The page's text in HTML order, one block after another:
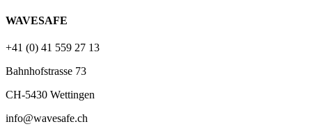
WAVESAFE
+41 (0) 41 559 27 13
Bahnhofstrasse 73
CH-5430 Wettingen
info@wavesafe.ch